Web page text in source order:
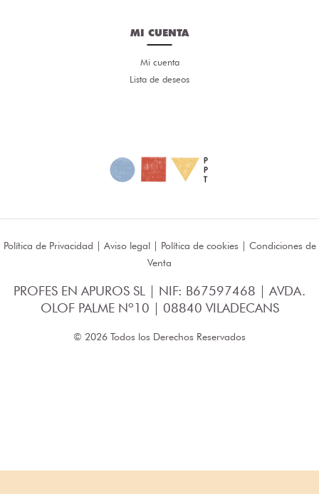
MI CUENTA
Mi cuenta
Lista de deseos
Política de Privacidad | Aviso legal| Política de cookies | Condiciones de
Venta
PROFES EN APUROS SL | NIF: B67597468 | AVDA.
OLOF PALME Nº10 | 08840 VILADECANS
© 2026 Todos los Derechos Reservados